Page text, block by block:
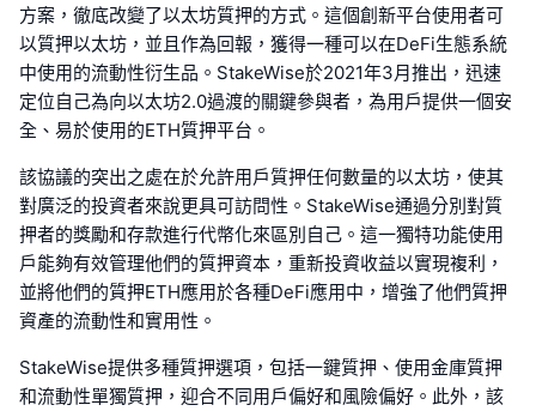
方案，徹底改變了以太坊質押的方式。這個創新平台使用者可
以質押以太坊，並且作為回報，獲得一種可以在DeFi生態系統
中使用的流動性衍生品。StakeWise於2021年3月推出，迅速
定位自己為向以太坊2.0過渡的關鍵參與者，為用戶提供一個安
全、易於使用的ETH質押平台。
該協議的突出之處在於允許用戶質押任何數量的以太坊，使其
對廣泛的投資者來說更具可訪問性。StakeWise通過分別對質
押者的獎勵和存款進行代幣化來區別自己。這一獨特功能使用
戶能夠有效管理他們的質押資本，重新投資收益以實現複利，
並將他們的質押ETH應用於各種DeFi應用中，增強了他們質押
資產的流動性和實用性。
StakeWise提供多種質押選項，包括一鍵質押、使用金庫質押
和流動性單獨質押，迎合不同用戶偏好和風險偏好。此外，該